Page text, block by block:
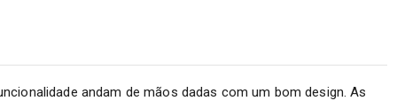
andam de mãos dadas com um bom design. As